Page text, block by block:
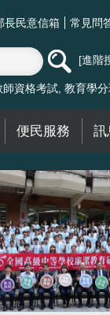
長民意信箱 常見問
進階
師資格考試 教育學分
便民服務 訊